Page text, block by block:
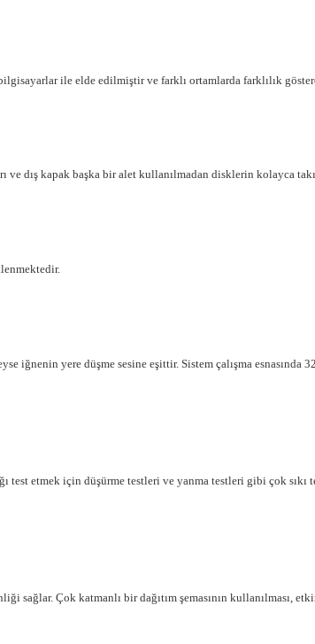
ile elde edilmiştir ve farklı ortamlarda farklılık
ve dış kapak başka bir alet kullanılmadan disklerin kolayca
iğnenin yere düşme sesine eşittir. Sistem çalışma
etmek için düşürme testleri ve yanma testleri gibi çok sıkı
Çok katmanlı bir dağıtım şemasının kullanılması,